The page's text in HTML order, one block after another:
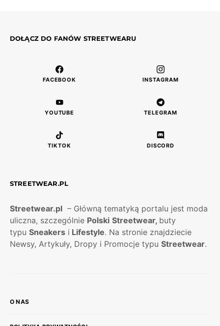
DOŁĄCZ DO FANÓW STREETWEARU
FACEBOOK INSTAGRAM
YOUTUBE TELEGRAM
TIKTOK DISCORD
STREETWEAR.PL
Streetwear.pl – Główną tematyką portalu jest moda
uliczna, szczególnie Polski Streetwear, buty
typu Sneakers i Lifestyle. Na stronie znajdziecie
Newsy, Artykuły, Dropy i Promocje typu Streetwear.
O NAS